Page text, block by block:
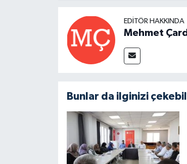
EDITÖR HAKKINDA
Mehmet
Bunlar da ilginizi